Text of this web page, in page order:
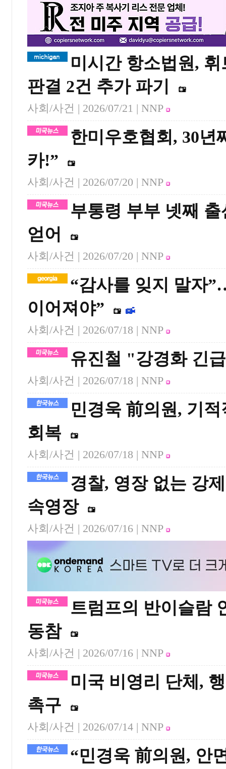
미시간 항소법원,
판결 2건 추가 파기
사회/사건 | 2026/07/21 | NNP
한미우호협회, 30년
카!”
사회/사건 | 2026/07/20 | NNP
부통령 부부 넷째
얻어
사회/사건 | 2026/07/20 | NNP
“감사를 잊지 말자
이어져야”
사회/사건 | 2026/07/18 | NNP
유진철 "강경화 긴
사회/사건 | 2026/07/18 | NNP
민경욱 前의원, 기
회복
사회/사건 | 2026/07/18 | NNP
경찰, 영장 없는 강
속영장
사회/사건 | 2026/07/16 | NNP
트럼프의 반이슬람
동참
사회/사건 | 2026/07/16 | NNP
미국 비영리 단체,
촉구
사회/사건 | 2026/07/14 | NNP
“민경욱 前의원, 안